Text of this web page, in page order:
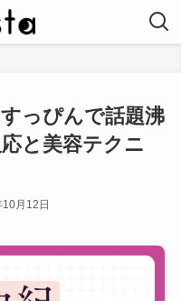
っぴんで話題沸
と美容テクニ
月12日